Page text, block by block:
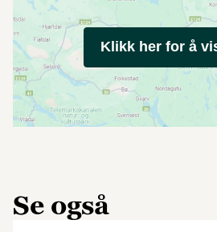
Klikk her for å
Se også